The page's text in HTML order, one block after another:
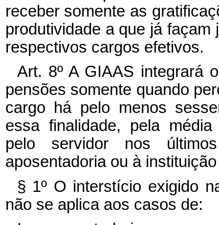
receber somente as
produtividade a que já
respectivos cargos efetivos.
Art. 8º A GIAAS integrará
pensões somente quando
cargo há pelo menos
essa finalidade, pela
pelo servidor nos
aposentadoria ou à
§ 1º O interstício exigido
não se aplica aos casos de: